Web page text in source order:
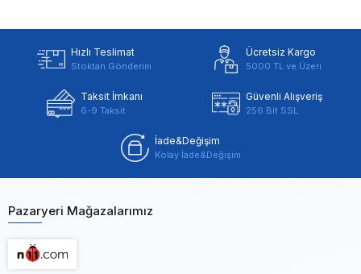
Hızlı Teslimat
Stoktan Gönderim
Ücretsiz Kargo
5000 TL ve Üzeri
Taksit İmkanı
6-9 Taksit
Güvenli Alışveriş
256 Bit SSL
İade&Değişim
Kolay İade&Değişim
Pazaryeri Mağazalarımız